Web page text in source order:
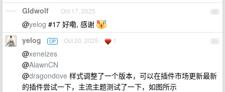
20
Gldwolf Oct 17, 2025
@yelog #17 好嘞, 感谢
21
yelog OP Oct 20, 2025 1
@xeneizes
@AlawnCN
@dragondove 样式调整了一个版本，可以在插件市场更新最新
的插件尝试一下，主流主题测试了一下，如图所示